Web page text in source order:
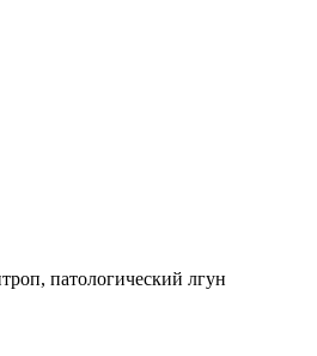
патологический лгун